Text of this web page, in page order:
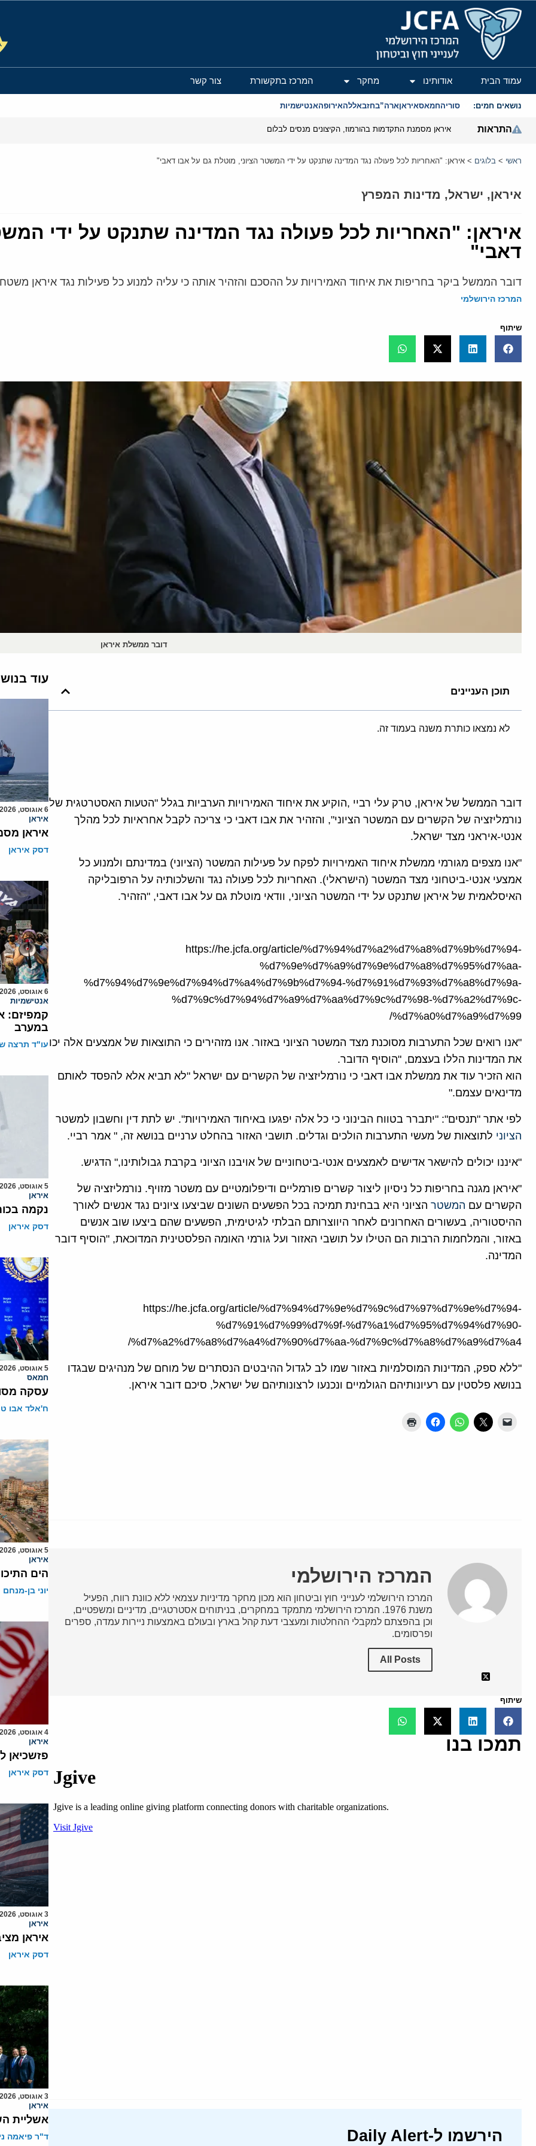
המרכז הירושלמי לענייני חוץ וביטחון
עמוד הבית אודותינו מחקר המרכז בתקשורת צור קשר
נושאים חמים: סוריהחמאסאיראןארה”בחזבאללהאירופהאנטישמיות
התראות איראן מסמנת התקדמות בהורמוז, הקיצונים מנסים לבלום
ראשי > בלוגים > איראן: "האחריות לכל פעולה נגד המדינה שתנקט על ידי המשטר הציוני, מוטלת גם על אבו דאבי"
איראן, ישראל, מדינות המפרץ
איראן: "האחריות לכל פעולה נגד המדינה שתנקט על ידי
דאבי"
דובר הממשל ביקר בחריפות את איחוד האמירויות על ההסכם והזהיר אותה כי עליה למנוע כל פעילות נגד איראן
המרכז הירושלמי
שיתוף
דובר ממשלת איראן
תוכן העניינים
לא נמצאו כותרת משנה בעמוד זה.
דובר הממשל של איראן, טרק עלי רביי ,הוקיע את איחוד האמירויות הערביות בגלל "הטעות האסטרטגית של
נורמליזציה של הקשרים עם המשטר הציוני", והזהיר את אבו דאבי כי צריכה לקבל אחראיות לכל מהלך
אנטי-איראני מצד ישראל.
"אנו מצפים מגורמי ממשלת איחוד האמירויות לפקח על פעילות המשטר (הציוני) במדינתם ולמנוע כל
אמצעי אנטי-ביטחוני מצד המשטר (הישראלי). האחריות לכל פעולה נגד והשלכותיה על הרפובליקה
האיסלאמית של איראן שתנקט על ידי המשטר הציוני, וודאי מוטלת גם על אבו דאבי, "הזהיר.
https://he.jcfa.org/article/%d7%94%d7%a2%d7%a8%d7%9b%d7%94-
%d7%9e%d7%a9%d7%9e%d7%a8%d7%95%d7%aa-
%d7%94%d7%9e%d7%94%d7%a4%d7%9b%d7%94-%d7%91%d7%93%d7%a8%d7%9a-
%d7%9c%d7%94%d7%a9%d7%aa%d7%9c%d7%98-%d7%a2%d7%9c-
%d7%a0%d7%a9%d7%99/
"אנו רואים שכל התערבות מסוכנת מצד המשטר הציוני באזור. אנו מזהירים כי התוצאות של אמצעים אלה יכו
את המדינות הללו בעצמם, "הוסיף הדובר.
הוא הזכיר עוד את ממשלת אבו דאבי כי נורמליזציה של הקשרים עם ישראל "לא תביא אלא להפסד לאותם
מדינאים עצמם."
לפי אתר "תנסים": "יתברר בטווח הבינוני כי כל אלה יפגעו באיחוד האמירויות". יש לתת דין וחשבון למשטר
הציוני לתוצאות של מעשי התערבות הולכים וגדלים. תושבי האזור בהחלט ערניים בנושא זה, " אמר רביי.
"איננו יכולים להישאר אדישים לאמצעים אנטי-ביטחוניים של אויבנו הציוני בקרבת גבולותינו," הדגיש.
"איראן מגנה בחריפות כל ניסיון ליצור קשרים פורמליים ודיפלומטיים עם משטר מזויף. נורמליזציה של
הקשרים עם המשטר הציוני היא בבחינת תמיכה בכל הפשעים השונים שביצעו ציונים נגד אנשים לאורך
ההיסטוריה, בעשורים האחרונים לאחר היווצרותם הבלתי לגיטימית, הפשעים שהם ביצעו שוב אנשים
באזור, והמלחמות הרבות הם הטילו על תושבי האזור ועל גורמי האומה הפלסטינית המדוכאת, "הוסיף דובר
המדינה.
https://he.jcfa.org/article/%d7%94%d7%9e%d7%9c%d7%97%d7%9e%d7%94-
%d7%91%d7%99%d7%9f-%d7%a1%d7%95%d7%94%d7%90-
%d7%a2%d7%a8%d7%a4%d7%90%d7%aa-%d7%9c%d7%a8%d7%a9%d7%a4/
"ללא ספק, המדינות המוסלמיות באזור שמו לב לגדול ההיבטים הנסתרים של מוחם של מנהיגים שבגדו
בנושא פלסטין עם רעיונותיהם הגולמיים ונכנעו לרצונותיהם של ישראל, סיכם דובר איראן.
המרכז הירושלמי
המרכז הירושלמי לענייני חוץ וביטחון הוא מכון מחקר מדיניות עצמאי ללא כוונת רווח, הפעיל
משנת 1976. המרכז הירושלמי מתמקד במחקרים, בניתוחים אסטרטגיים, מדיניים ומשפטיים,
וכן בהפצתם למקבלי ההחלטות ומעצבי דעת קהל בארץ ובעולם באמצעות ניירות עמדה, ספרים
ופרסומים.
All Posts
שיתוף
תמכו בנו
הירשמו ל-Daily Alert
עוד
6 אוגוסט, 2026
איראן
איראן
דסק איראן
6 אוגוסט, 2026
אנטישמיות
קמפיזם:
במערב
עו"ד תרצה
5 אוגוסט, 2026
איראן
נקמה
דסק איראן
5 אוגוסט, 2026
חמאס
עסקה
ח'אלד אבו
5 אוגוסט, 2026
איראן
הים
יוני בן-מנחם
4 אוגוסט, 2026
איראן
פזשכיאן
דסק איראן
3 אוגוסט, 2026
איראן
איראן
דסק איראן
3 אוגוסט, 2026
איראן
אשליית
ד"ר פיאמה